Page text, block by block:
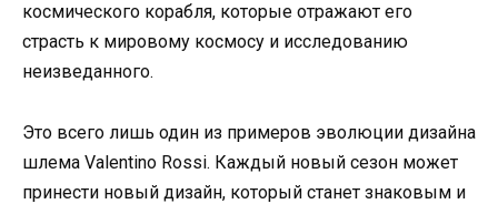
космического корабля, которые отражают его
страсть к мировому космосу и исследованию
неизведанного.
Это всего лишь один из примеров эволюции дизайна
шлема Valentino Rossi. Каждый новый сезон может
принести новый дизайн, который станет знаковым и